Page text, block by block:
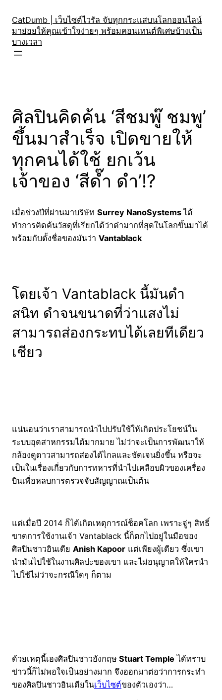
content
CatDumb | เว็บไซต์ไวรัล จับทุกกระแสบนโลกออนไลน์
มาย่อยให้คุณเข้าใจง่ายๆ พร้อมคอนเทนต์พิเศษบ้างเป็น
บางเวลา
ศิลปินคิดค้น ‘สีชมพู๊ ชมพู’
ขึ้นมาสำเร็จ เปิดขายให้
ทุกคนได้ใช้ ยกเว้น
เจ้าของ ‘สีด๊ำ ดำ’!?
เมื่อช่วงปีที่ผ่านมาบริษัท Surrey NanoSystemsได้
ทำการคิดค้นวัสดุที่เรียกได้ว่าดำมากที่สุดในโลกขึ้นมาได้
พร้อมกับตั้งชื่อของมันว่า Vantablack
โดยเจ้า Vantablack นี้มันดำ
สนิท ดำจนขนาดที่ว่าแสงไม่
สามารถส่องกระทบได้เลยทีเดียว
เชียว
แน่นอนว่าเราสามารถนำไปปรับใช้ให้เกิดประโยชน์ใน
ระบบอุตสาหกรรมได้มากมาย ไม่ว่าจะเป็นการพัฒนาให้
กล้องดูดาวสามารถส่องได้ไกลและชัดเจนยิ่งขึ้น หรือจะ
เป็นในเรื่องเกี่ยวกับการทหารที่นำไปเคลือบผิวของเครื่อง
บินเพื่อหลบการตรวจจับสัญญาณเป็นต้น
แต่เมื่อปี 2014 ก็ได้เกิดเหตุการณ์ช็อคโลก เพราะจู่ๆ สิทธิ์
ขาดการใช้งานเจ้า Vantablack นี้ก็ตกไปอยู่ในมือของ
ศิลปินชาวอินเดีย Anish Kapoor แต่เพียงผู้เดียว ซึ่งเขา
นำมันไปใช้ในงานศิลปะของเขา และไม่อนุญาตให้ใครนำ
ไปใช้ไม่ว่าจะกรณีใดๆ ก็ตาม
ด้วยเหตุนี้เองศิลปินชาวอังกฤษ Stuart Temple ได้ทราบ
ข่าวนี้ก็ไม่พอใจเป็นอย่างมาก จึงออกมาต่อว่าการกระทำ
ของศิลปินชาวอินเดียในเว็บไซต์ของตัวเองว่า…